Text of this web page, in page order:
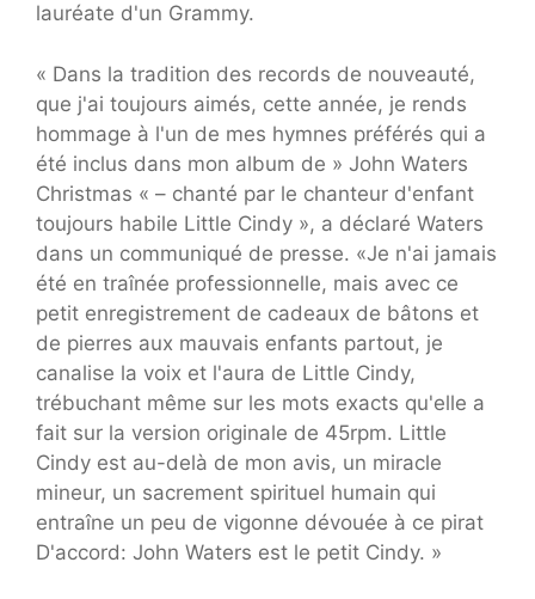
lauréate d'un Grammy.
« Dans la tradition des records de nouveauté,
que j'ai toujours aimés, cette année, je rends
hommage à l'un de mes hymnes préférés qui a
été inclus dans mon album de » John Waters
Christmas « – chanté par le chanteur d'enfant
toujours habile Little Cindy », a déclaré Waters
dans un communiqué de presse. «Je n'ai jamais
été en traînée professionnelle, mais avec ce
petit enregistrement de cadeaux de bâtons et
de pierres aux mauvais enfants partout, je
canalise la voix et l'aura de Little Cindy,
trébuchant même sur les mots exacts qu'elle a
fait sur la version originale de 45rpm. Little
Cindy est au-delà de mon avis, un miracle
mineur, un sacrement spirituel humain qui
entraîne un peu de vigonne dévouée à ce pirat
D'accord: John Waters est le petit Cindy. »